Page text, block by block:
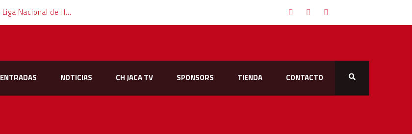
El Club Hielo Jaca se proclama campeón de Liga Nacional de Hockey Hielo
ENTRADAS NOTICIAS CH JACA TV SPONSORS TIENDA CONTACTO